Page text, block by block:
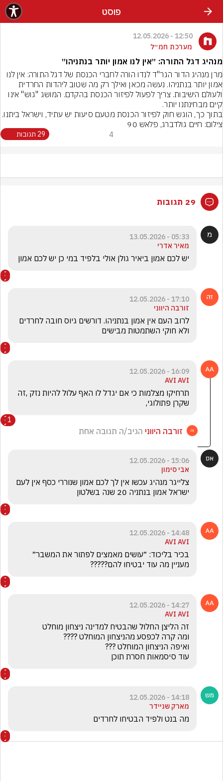
פוסט
12:50 - 12.05.2026
מערכת חמ״ל
מנהיג דגל התורה: ״אין לנו אמון יותר בנתניהו״
אמון יותר בנתניהו. נעשה מכאן ואילך רק מה שטוב ליהדות החרדית
קיים מבחינתנו יותר.
בתוך כך, הוגש חוק לפיזור הכנסת מטעם סיעות יש עתיד, וישראל ביתנו.
צילום: חיים גולדברג, פלאש 90
4 29 תגובות
29 תגובות
05:33 - 13.05.2026
מאיר אדרי
יש לכם אמון ביאיר גולן אולי בלפיד במי כן יש לכם אמון
17:10 - 12.05.2026
זורבה היווני
ולא חוקי השתמטות מבישים
16:09 - 12.05.2026
AVI AVI
שקרן פתולוגי,
1
זורבה היווני הגיב/ה תגובה אחת
15:06 - 12.05.2026
אבי סימון
ישראל אמון בנתניה 20 שנה בשלטון
14:48 - 12.05.2026
AVI AVI
מעניין מה עוד יבטיחו להם?????
14:27 - 12.05.2026
AVI AVI
עוד סיסמאות חסרת תוכן
14:18 - 12.05.2026
מארק שניידר
מה בנט ולפיד הבטיחו לחרדים